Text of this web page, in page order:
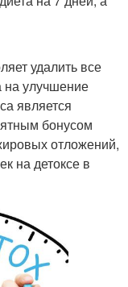
удалить все
на улучшение
является
бонусом
отложений,
на детоксе в